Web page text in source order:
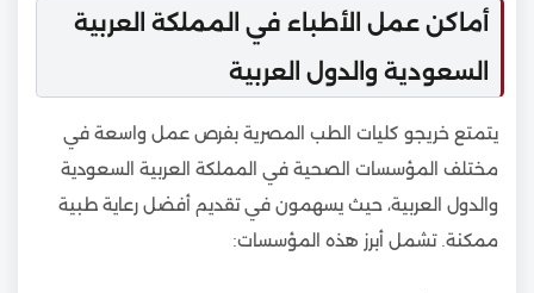
أماكن عمل الأطباء في المملكة العربية
السعودية والدول العربية
يتمتع خريجو كليات الطب المصرية بفرص عمل واسعة في
مختلف المؤسسات الصحية في المملكة العربية السعودية
والدول العربية، حيث يسهمون في تقديم أفضل رعاية طبية
ممكنة. تشمل أبرز هذه المؤسسات: